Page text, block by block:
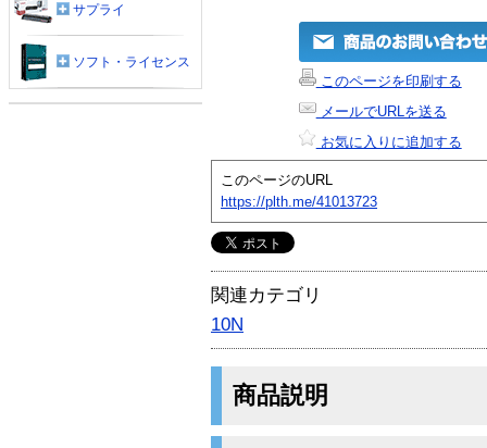
このページを印刷する
メールでURLを送る
お気に入りに追加する
このページのURL
https://plth.me/41013723
関連カテゴリ
10N
商品説明
サプライ
ソフト・ライセンス